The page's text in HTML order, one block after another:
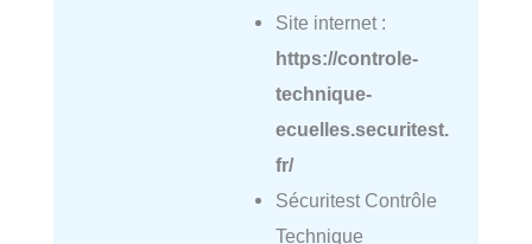
Site internet :
https://controle-
technique-
ecuelles.securitest.
fr/
Sécuritest Contrôle
Technique